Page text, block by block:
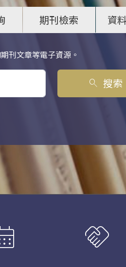
期刊檢索 資
刊文章等電子資源。
search 搜索
handshake